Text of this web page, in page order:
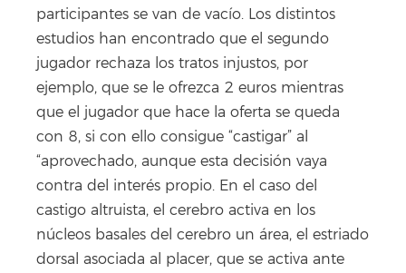
participantes se van de vacío. Los distintos
estudios han encontrado que el segundo
jugador rechaza los tratos injustos, por
ejemplo, que se le ofrezca 2 euros mientras
que el jugador que hace la oferta se queda
con 8, si con ello consigue “castigar” al
“aprovechado, aunque esta decisión vaya
contra del interés propio. En el caso del
castigo altruista, el cerebro activa en los
núcleos basales del cerebro un área, el estriado
dorsal asociada al placer, que se activa ante